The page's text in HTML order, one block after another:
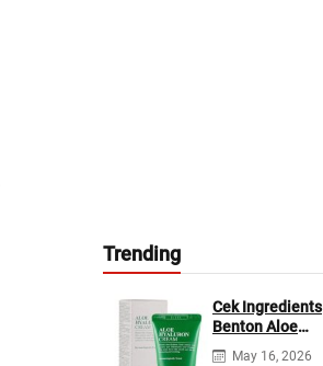
Trending
Cek Ingredients
Benton Aloe
Hyaluron Cream
May 16, 2026